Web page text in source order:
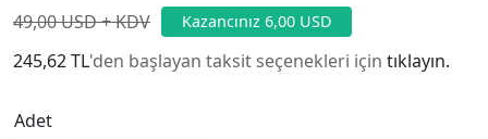
49,00 USD + KDV Kazancınız 6,00 USD
245,62 TL'den başlayan taksit seçenekleri için tıklayın.
Adet